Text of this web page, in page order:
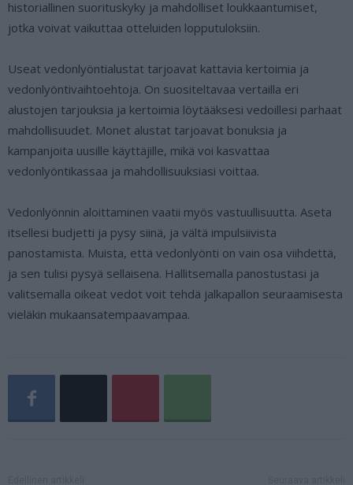
historiallinen suorituskyky ja mahdolliset loukkaantumiset,
jotka voivat vaikuttaa otteluiden lopputuloksiin.
Useat vedonlyöntialustat tarjoavat kattavia kertoimia ja
vedonlyöntivaihtoehtoja. On suositeltavaa vertailla eri
alustojen tarjouksia ja kertoimia löytääksesi vedoillesi parhaat
mahdollisuudet. Monet alustat tarjoavat bonuksia ja
kampanjoita uusille käyttäjille, mikä voi kasvattaa
vedonlyöntikassaa ja mahdollisuuksiasi voittaa.
Vedonlyönnin aloittaminen vaatii myös vastuullisuutta. Aseta
itsellesi budjetti ja pysy siinä, ja vältä impulsiivista
panostamista. Muista, että vedonlyönti on vain osa viihdettä,
ja sen tulisi pysyä sellaisena. Hallitsemalla panostustasi ja
valitsemalla oikeat vedot voit tehdä jalkapallon seuraamisesta
vieläkin mukaansatempaavampaa.